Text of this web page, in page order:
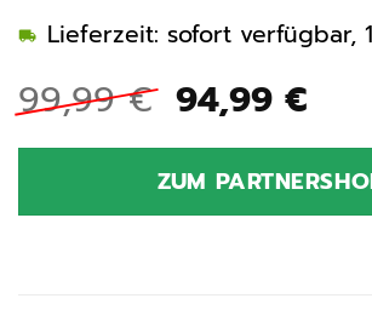
99,99€
Preis
war:
99,99 €
94,99 €
ist:
Lieferzeit: sofort verfügbar,
ZUM